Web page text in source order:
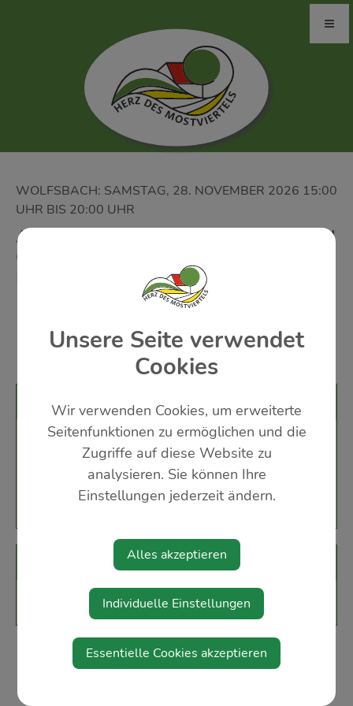
WOLFSBACH: SAMSTAG, 28. NOVEMBER 2026 15:00
UHR BIS 20:00 UHR
ADVENTMARKT UND PFARRKAFFEE IM
GEMEINDEZENTRUM - KATH.
FRAUENBEWEGUNG
Veranstaltungsort
Gemeindezentrum Wolfsbach
Kirchenstraße 2
3354 Wolfsbach
Kath. Frauenbewegung
Unsere Seite verwendet
Cookies
Wir verwenden Cookies, um erweiterte
Seitenfunktionen zu ermöglichen und die
Zugriffe auf diese Website zu
analysieren. Sie können Ihre
Einstellungen jederzeit ändern.
Alles akzeptieren
Individuelle Einstellungen
Essentielle Cookies akzeptieren